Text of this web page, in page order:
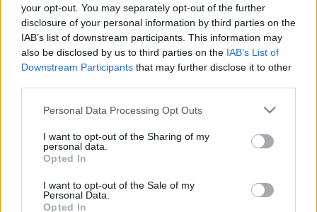
your opt-out. You may separately opt-out of the further
disclosure of your personal information by third parties on the
IAB’s list of downstream participants. This information may
also be disclosed by us to third parties on the IAB’s List of
Downstream Participants that may further disclose it to other
Please note that this website/app uses one or more Google
not limited to your visit or usage behaviour. You may click to
grant or deny consent to Google and its third-party tags to
use your data for below specified purposes in below Google
consent section.
Personal Data Processing Opt Outs
I want to opt-out of the Sharing of my
personal data.
Opted In
I want to opt-out of the Sale of my
Personal Data.
Opted In